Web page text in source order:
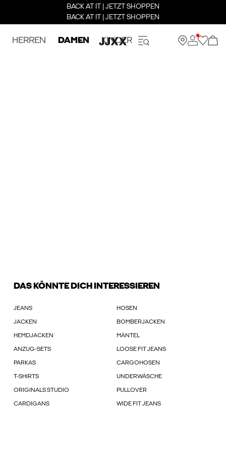
BACK AT IT | JETZT SHOPPEN
BACK AT IT | JETZT SHOPPEN
HERREN DAMEN KINDER
DAS KÖNNTE DICH INTERESSIEREN
JEANS HOSEN
JACKEN BOMBERJACKEN
HEMDJACKEN MÄNTEL
ANZUG-SETS LOOSE FIT JEANS
PARKAS CARGOHOSEN
T-SHIRTS UNDERWÄSCHE
ORIGINALS STUDIO PULLOVER
CARDIGANS WIDE FIT JEANS